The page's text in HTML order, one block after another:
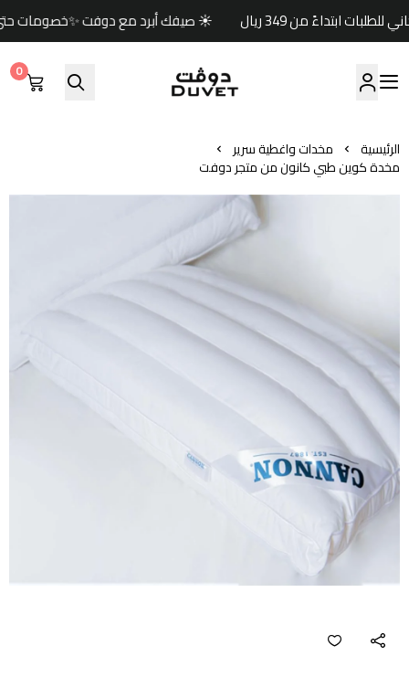
☀️ صيفك أبرد مع دوفت ✨خصومات حتى 60% 🏷️وكود خصم إضافي (صيف) 🎁🚚 شحن مجاني للطلبات ابتداءً من 349 ريال
مفارش دوفت | DUVET
0
الرئيسية مخدات واغطية سرير
مخدة كوين طبي كانون من متجر دوفت